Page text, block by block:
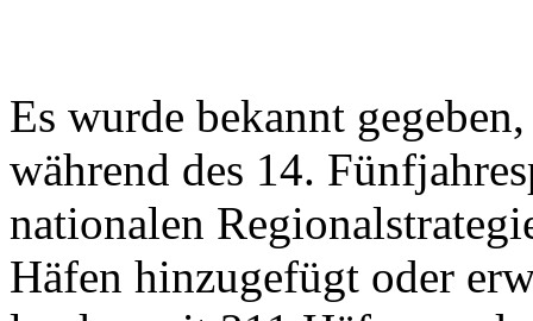
Es wurde bekannt
während des 14.
nationalen
Häfen hinzugefügt oder